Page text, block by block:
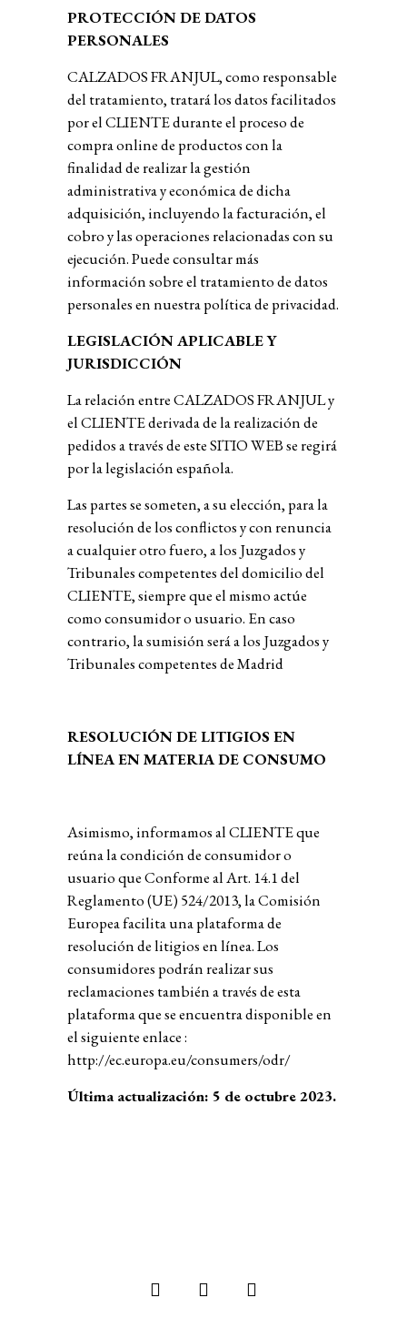
PROTECCIÓN DE DATOS
PERSONALES
CALZADOS FRANJUL, como responsable
del tratamiento, tratará los datos facilitados
por el CLIENTE durante el proceso de
compra online de productos con la
finalidad de realizar la gestión
administrativa y económica de dicha
adquisición, incluyendo la facturación, el
cobro y las operaciones relacionadas con su
ejecución. Puede consultar más
información sobre el tratamiento de datos
personales en nuestra política de privacidad.
LEGISLACIÓN APLICABLE Y
JURISDICCIÓN
La relación entreCALZADOS FRANJULy
el CLIENTE derivada de la realización de
pedidos a través de este SITIO WEB se regirá
por la legislación española.
Las partes se someten, a su elección, para la
resolución de los conflictos y con renuncia
a cualquier otro fuero, a los Juzgados y
Tribunales competentes del domicilio del
CLIENTE, siempre que el mismo actúe
como consumidor o usuario. En caso
contrario, la sumisión será a los Juzgados y
Tribunales competentes de Madrid
RESOLUCIÓN DE LITIGIOS EN
LÍNEA EN MATERIA DE CONSUMO
Asimismo, informamos al CLIENTE que
reúna la condición de consumidor o
usuario queConforme al Art. 14.1 del
Reglamento (UE) 524/2013, la Comisión
Europea facilita una plataforma de
resolución de litigios en línea. Los
consumidores podrán realizar sus
reclamaciones también a través de esta
plataforma que se encuentra disponible en
el siguiente enlace :
http://ec.europa.eu/consumers/odr/
Última actualización: 5 de octubre 2023.